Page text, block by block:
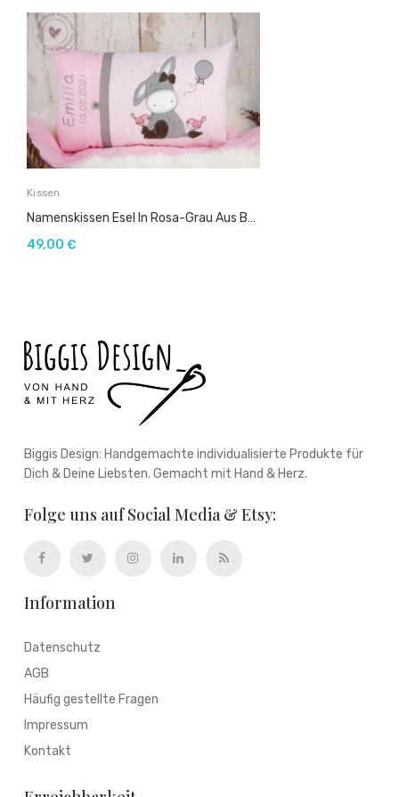
Kissen
Namenskissen Esel In Rosa-Grau Aus Baumwollstoff (Kopie)
49,00 €
Biggis Design: Handgemachte individualisierte Produkte für
Dich & Deine Liebsten. Gemacht mit Hand & Herz.
Folge uns auf Social Media & Etsy:
Information
Datenschutz
AGB
Häufig gestellte Fragen
Impressum
Kontakt